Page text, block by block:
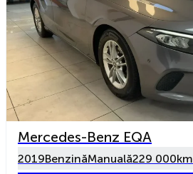
Mercedes-Benz EQA
2019BenzinăManuală229 000km